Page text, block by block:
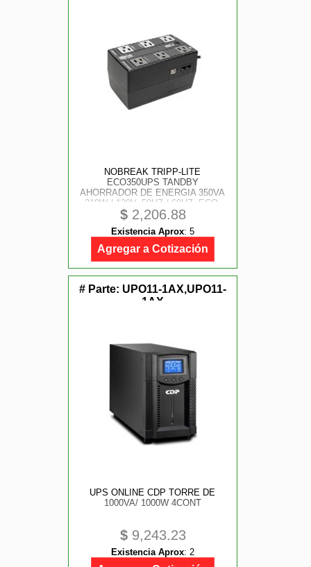
NOBREAK TRIPP-LITE
ECO350UPS TANDBY
AHORRADOR DE ENERGIA 350VA
210W / 120V, 50HZ / 60HZ, ECO,
USB Y 6 CONTACTOS
$2,206.88
Existencia Aprox: 5
Agregar a Cotización
# Parte: UPO11-1AX,UPO11-
1AX
UPS ONLINE CDP TORRE DE
1000VA/ 1000W 4CONT
$9,243.23
Existencia Aprox: 2